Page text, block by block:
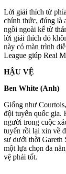
Lời giải thích từ
chính thức, đúng là
ngồi ngoài kể từ
lời giải thích đó
này có màn trình
League giúp Real
HẬU VỆ
Ben White (Anh)
Giống như
đội tuyển quốc gia.
người trong cuộc
tuyển rồi lại xin về
sư dưới thời Gareth
một lựa chọn đa
vệ phải tốt.